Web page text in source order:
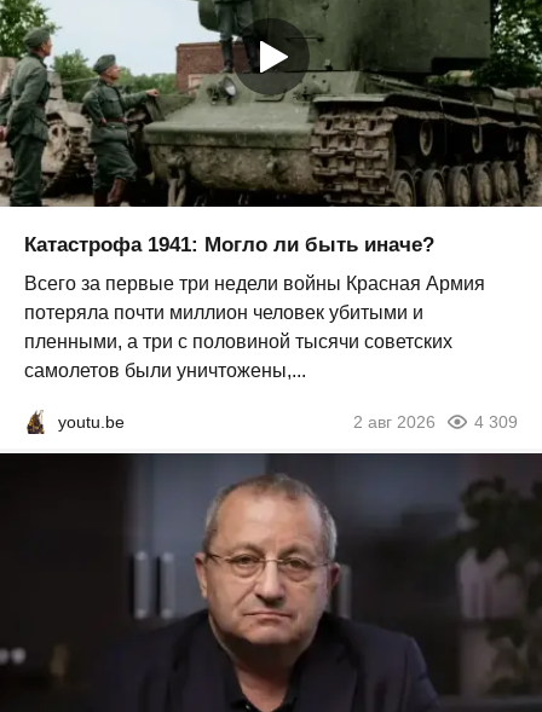
Катастрофа 1941: Могло ли быть иначе?
Всего за первые три недели войны Красная Армия
потеряла почти миллион человек убитыми и
пленными, а три с половиной тысячи советских
самолетов были уничтожены,...
youtu.be 2 авг 2026 4 309